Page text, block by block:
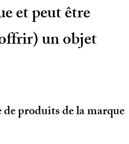
et peut être
un objet
produits de la marque